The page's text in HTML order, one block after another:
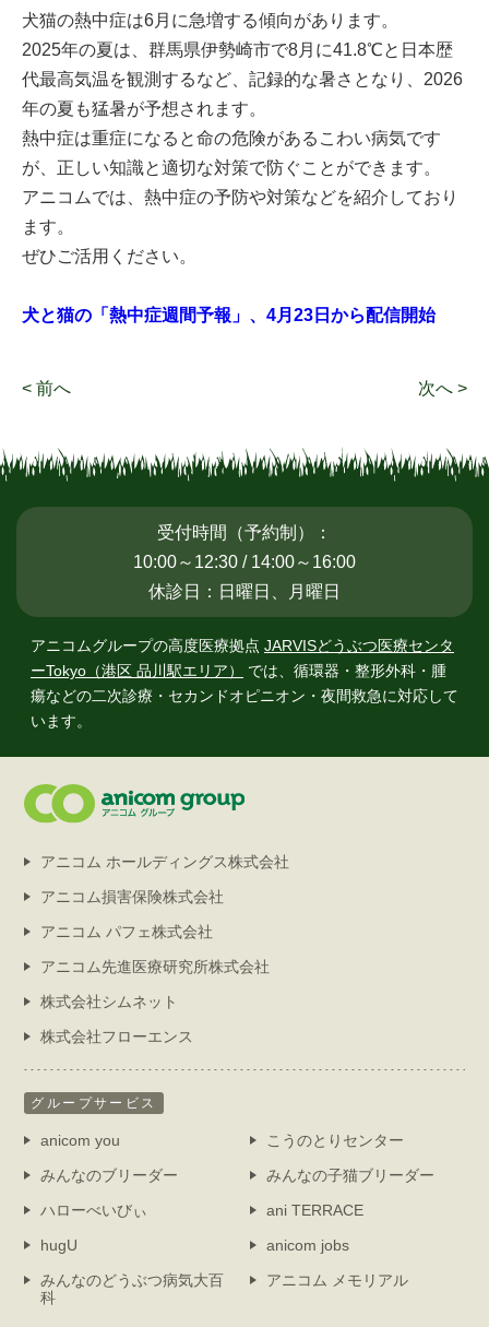
犬猫の熱中症は6月に急増する傾向があります。
2025年の夏は、群馬県伊勢崎市で8月に41.8℃と日本歴
代最高気温を観測するなど、記録的な暑さとなり、2026
年の夏も猛暑が予想されます。
熱中症は重症になると命の危険があるこわい病気です
が、正しい知識と適切な対策で防ぐことができます。
アニコムでは、熱中症の予防や対策などを紹介しており
ます。
ぜひご活用ください。
犬と猫の「熱中症週間予報」、4月23日から配信開始
< 前へ 次へ >
受付時間（予約制）：
10:00～12:30 / 14:00～16:00
休診日：日曜日、月曜日
アニコムグループの高度医療拠点 JARVISどうぶつ医療センタ
ーTokyo（港区 品川駅エリア）
では、 循環器・整形外科・腫
瘍などの二次診療・セカンドオピニオン・夜間救急に対応して
います。
アニコム ホールディングス株式会社
アニコム損害保険株式会社
アニコム パフェ株式会社
アニコム先進医療研究所株式会社
株式会社シムネット
株式会社フローエンス
グループサービス
anicom you
こうのとりセンター
みんなのブリーダー
みんなの子猫ブリーダー
ハローべいびぃ
ani TERRACE
hugU
anicom jobs
みんなのどうぶつ病気大百
科
アニコム メモリアル